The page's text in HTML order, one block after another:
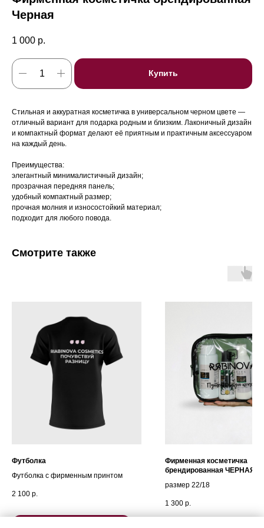
Черная
1 000 р.
Купить
Стильная и аккуратная косметичка в универсальном черном цвете —
отличный вариант для подарка родным и близким. Лаконичный дизайн
и компактный формат делают её приятным и практичным аксессуаром
на каждый день.
Преимущества:
элегантный минималистичный дизайн;
прозрачная передняя панель;
удобный компактный размер;
прочная молния и износостойкий материал;
подходит для любого повода.
Смотрите также
Футболка
Футболка с фирменным принтом
2 100 р.
Фирменная косметичка
брендированная ЧЕРНАЯ
размер 22/18
1 300 р.